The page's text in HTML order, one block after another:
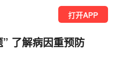
打开APP
了解病因重预防